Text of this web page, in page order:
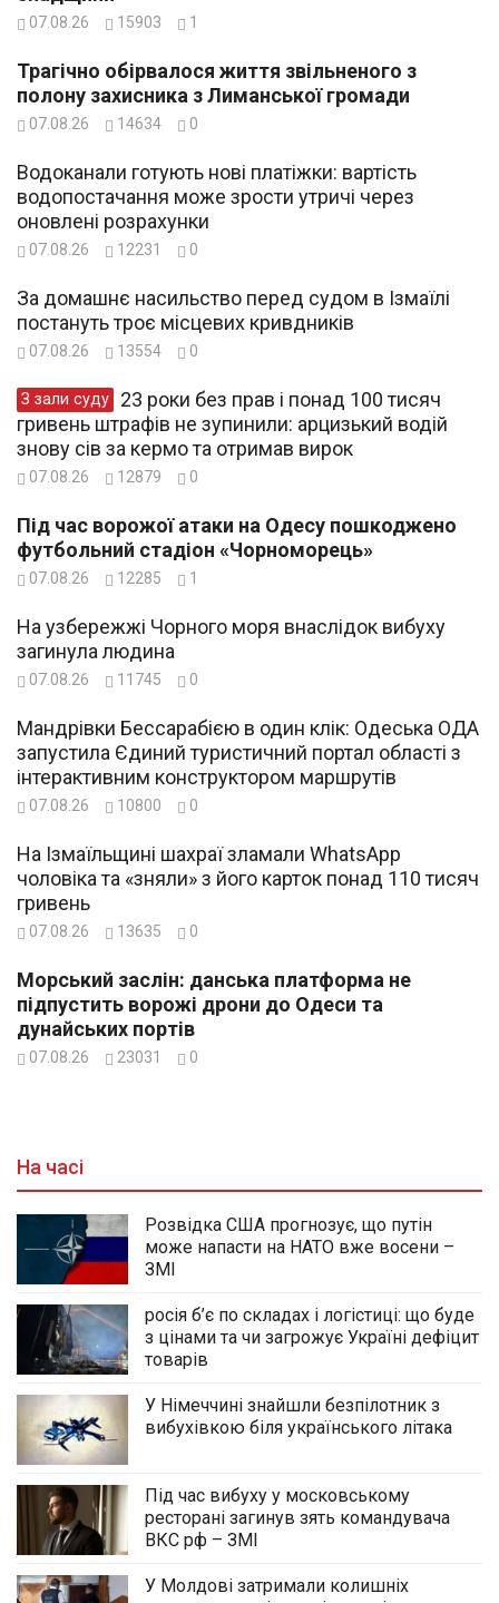
07.08.26 15903 1
Трагічно обірвалося життя звільненого з
полону захисника з Лиманської громади
07.08.26 14634 0
Водоканали готують нові платіжки: вартість
водопостачання може зрости утричі через
оновлені розрахунки
07.08.26 12231 0
За домашнє насильство перед судом в Ізмаїлі
постануть троє місцевих кривдників
07.08.26 13554 0
З зали суду
гривень штрафів не зупинили: арцизький водій
знову сів за кермо та отримав вирок
07.08.26 12879 0
Під час ворожої атаки на Одесу пошкоджено
футбольний стадіон «Чорноморець»
07.08.26 12285 1
На узбережжі Чорного моря внаслідок вибуху
загинула людина
07.08.26 11745 0
Мандрівки Бессарабією в один клік: Одеська ОДА
запустила Єдиний туристичний портал області з
інтерактивним конструктором маршрутів
07.08.26 10800 0
На Ізмаїльщині шахраї зламали WhatsApp
чоловіка та «зняли» з його карток понад 110 тисяч
гривень
07.08.26 13635 0
Морський заслін: данська платформа не
підпустить ворожі дрони до Одеси та
дунайських портів
07.08.26 23031 0
На часі
Розвідка США прогнозує, що путін
може напасти на НАТО вже восени –
ЗМІ
росія б’є по складах і логістиці: що буде
з цінами та чи загрожує Україні дефіцит
товарів
У Німеччині знайшли безпілотник з
вибухівкою біля українського літака
Під час вибуху у московському
ресторані загинув зять командувача
ВКС рф – ЗМІ
У Молдові затримали колишніх